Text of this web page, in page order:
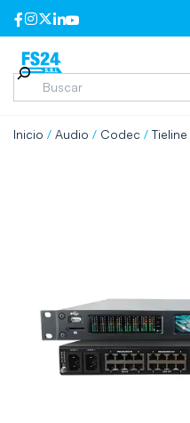
Inicio / Audio / Codec / Tieline